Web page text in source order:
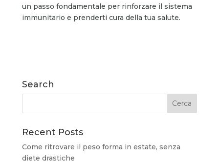
un passo fondamentale per rinforzare il sistema
immunitario e prenderti cura della tua salute.
Search
Recent Posts
Come ritrovare il peso forma in estate, senza
diete drastiche